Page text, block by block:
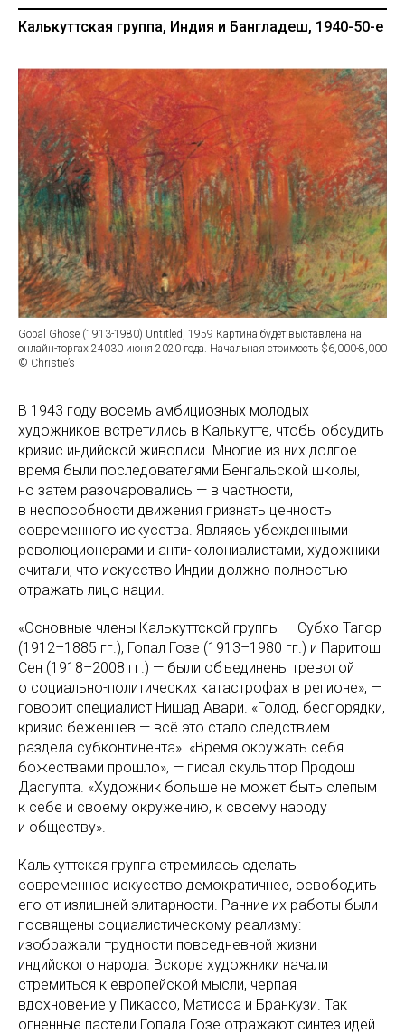
Калькуттская группа, Индия и Бангладеш, 1940-50-е
Gopal Ghose (1913-1980) Untitled, 1959 Картина будет выставлена на
онлайн-торгах 24030 июня 2020 года. Начальная стоимость $6,000-8,000
© Christie’s
В 1943 году восемь амбициозных молодых
художников встретились в Калькутте, чтобы обсудить
кризис индийской живописи. Многие из них долгое
время были последователями Бенгальской школы,
но затем разочаровались — в частности,
в неспособности движения признать ценность
современного искусства. Являясь убежденными
революционерами и анти-колониалистами, художники
считали, что искусство Индии должно полностью
отражать лицо нации.
«Основные члены Калькуттской группы — Субхо Тагор
(1912–1885 гг.), Гопал Гозе (1913–1980 гг.) и Паритош
Сен (1918–2008 гг.) — были объединены тревогой
о социально-политических катастрофах в регионе», —
говорит специалист Нишад Авари. «Голод, беспорядки,
кризис беженцев — всё это стало следствием
раздела субконтинента». «Время окружать себя
божествами прошло», — писал скульптор Продош
Дасгупта. «Художник больше не может быть слепым
к себе и своему окружению, к своему народу
и обществу».
Калькуттская группа стремилась сделать
современное искусство демократичнее, освободить
его от излишней элитарности. Ранние их работы были
посвящены социалистическому реализму:
изображали трудности повседневной жизни
индийского народа. Вскоре художники начали
стремиться к европейской мысли, черпая
вдохновение у Пикассо, Матисса и Бранкузи. Так
огненные пастели Гопала Гозе отражают синтез идей